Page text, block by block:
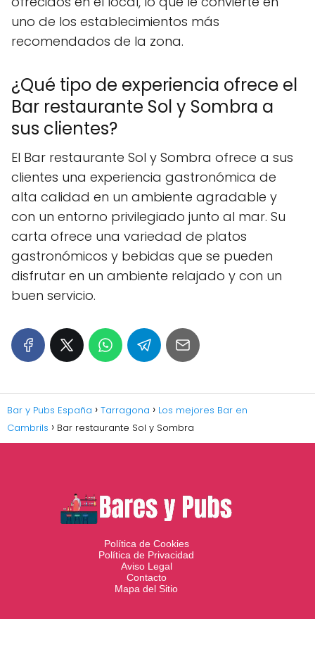
uno de los establecimientos más
recomendados de la zona.
¿Qué tipo de experiencia ofrece el
Bar restaurante Sol y Sombra a
sus clientes?
El Bar restaurante Sol y Sombra ofrece a sus
clientes una experiencia gastronómica de
alta calidad en un ambiente agradable y
con un entorno privilegiado junto al mar. Su
carta ofrece una variedad de platos
gastronómicos y bebidas que se pueden
disfrutar en un ambiente relajado y con un
buen servicio.
Bar y Pubs España Tarragona
Los mejores Bar en
Cambrils
Bar restaurante Sol y Sombra
Política de Cookies
Política de Privacidad
Aviso Legal
Contacto
Mapa del Sitio